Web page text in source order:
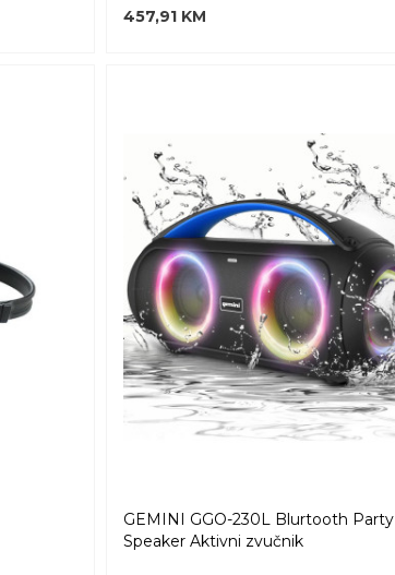
457,91 KM
GEMINI GGO-230L Blurtooth Party
Speaker Aktivni zvučnik